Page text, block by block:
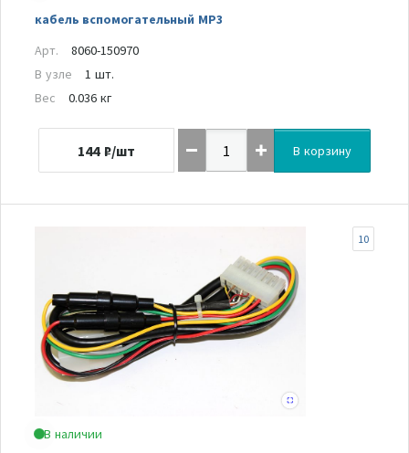
кабель вспомогательный MP3
Арт.
8060-150970
В узле
1 шт.
Вес
0.036 кг
144 ₽/шт В корзину
В наличии
10